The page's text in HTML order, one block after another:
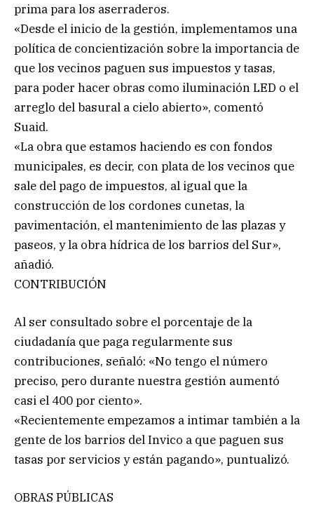
prima para los aserraderos.
«Desde el inicio de la gestión, implementamos una
política de concientización sobre la importancia de
que los vecinos paguen sus impuestos y tasas,
para poder hacer obras como iluminación LED o el
arreglo del basural a cielo abierto», comentó
Suaid.
«La obra que estamos haciendo es con fondos
municipales, es decir, con plata de los vecinos que
sale del pago de impuestos, al igual que la
construcción de los cordones cunetas, la
pavimentación, el mantenimiento de las plazas y
paseos, y la obra hídrica de los barrios del Sur»,
añadió.
CONTRIBUCIÓN
Al ser consultado sobre el porcentaje de la
ciudadanía que paga regularmente sus
contribuciones, señaló: «No tengo el número
preciso, pero durante nuestra gestión aumentó
casi el 400 por ciento».
«Recientemente empezamos a intimar también a la
gente de los barrios del Invico a que paguen sus
tasas por servicios y están pagando», puntualizó.
OBRAS PÚBLICAS